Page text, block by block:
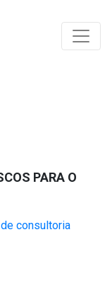
PARA O
consultoria